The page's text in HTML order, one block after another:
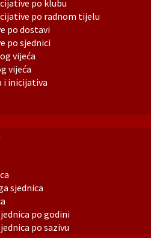
po klubu
po radnom tijelu
po dostavi
po sjednici
vijeća
vijeća
inicijativa
sjednica
po godini
po sazivu